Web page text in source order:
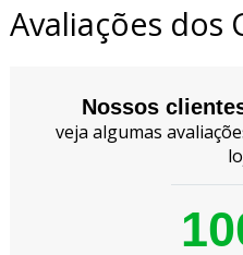
Avaliações dos
Nossos
veja algumas